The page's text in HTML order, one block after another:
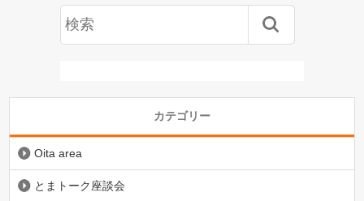
カテゴリー
Oita area
とまトーク座談会